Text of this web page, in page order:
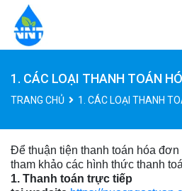
1. CÁC LOẠI THANH TOÁN
TRANG CHỦ 1. CÁC LOẠI THANH
Để thuận tiện thanh toán hóa
tham khảo các hình thức thanh
1. Thanh toán trực tiếp